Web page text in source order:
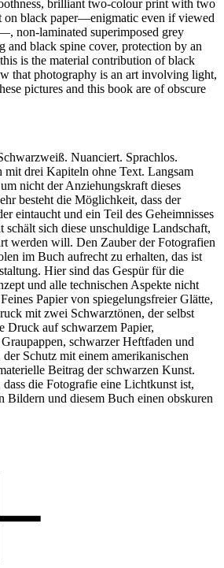
brilliant two-colour print with two
on black paper—enigmatic even if viewed
non-laminated superimposed grey
and black spine cover, protection by an
is the material contribution of black
that photography is an art involving light,
pictures and this book are of obscure
Nuanciert. Sprachlos.
mit drei Kapiteln ohne Text. Langsam
nicht der Anziehungskraft dieses
besteht die Möglichkeit, dass der
eintaucht und ein Teil des Geheimnisses
sich diese unschuldige Landschaft,
werden will. Den Zauber der Fotografien
im Buch aufrecht zu erhalten, das ist
Hier sind das Gespür für die
und alle technischen Aspekte nicht
Papier von spiegelungsfreier Glätte,
mit zwei Schwarztönen, der selbst
Druck auf schwarzem Papier,
schwarzer Heftfaden und
Schutz mit einem amerikanischen
Beitrag der schwarzen Kunst.
die Fotografie eine Lichtkunst ist,
Bildern und diesem Buch einen obskuren